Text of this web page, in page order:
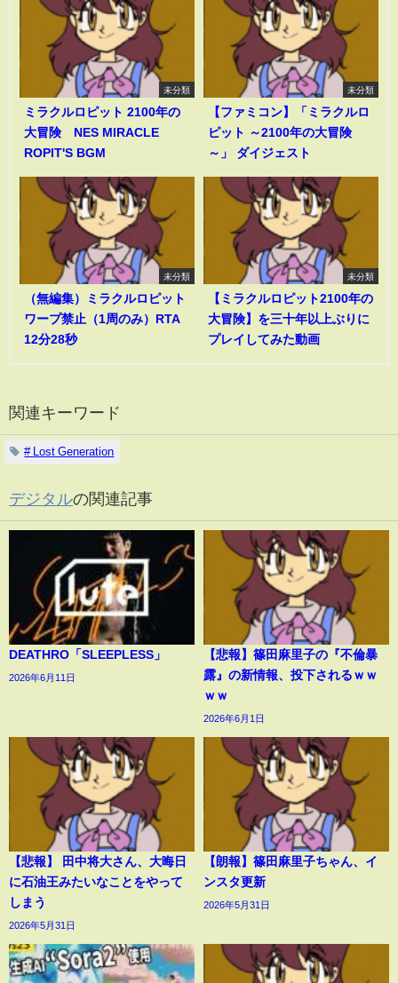
未分類
ミラクルロピット 2100年の
大冒険 NES MIRACLE
ROPIT'S BGM
未分類
【ファミコン】「ミラクルロ
ピット ～2100年の大冒険
～」 ダイジェスト
未分類
（無編集）ミラクルロピット
ワープ禁止（1周のみ）RTA
12分28秒
未分類
【ミラクルロピット2100年の
大冒険】を三十年以上ぶりに
プレイしてみた動画
関連キーワード
# Lost Generation
デジタルの関連記事
DEATHRO「SLEEPLESS」
2026年6月11日
【悲報】篠田麻里子の『不倫暴
露』の新情報、投下されるｗｗ
ｗｗ
2026年6月1日
【悲報】 田中将大さん、大晦日
に石油王みたいなことをやって
しまう
2026年5月31日
【朗報】篠田麻里子ちゃん、イ
ンスタ更新
2026年5月31日